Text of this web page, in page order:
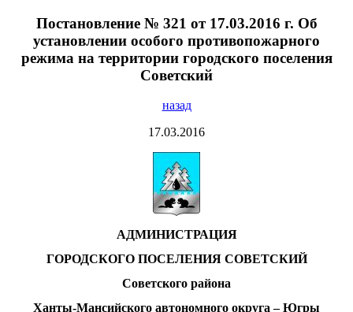
Постановление № 321 от 17.03.2016 г. Об
установлении особого противопожарного
режима на территории городского поселения
Советский
назад
17.03.2016
АДМИНИСТРАЦИЯ
ГОРОДСКОГО ПОСЕЛЕНИЯ СОВЕТСКИЙ
Советского района
Ханты-Мансийского автономного округа – Югры